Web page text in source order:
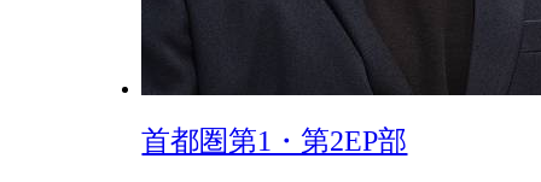
首都圏第1・第2EP部